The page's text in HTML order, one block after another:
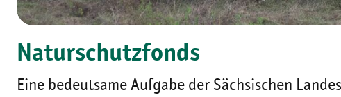
Naturschutzfonds
Eine bedeutsame Aufgabe der Sächsischen